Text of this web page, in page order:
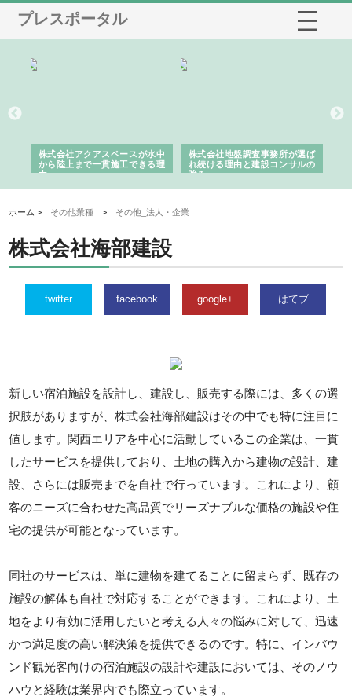
プレスポータル
株式会社アクアスペースが水中
から陸上まで一貫施工できる理
由
株式会社地盤調査事務所が選ば
れ続ける理由と建設コンサルの
強み
ホーム > その他業種 > その他_法人・企業
株式会社海部建設
twitter facebook google+ はてブ
新しい宿泊施設を設計し、建設し、販売する際には、多くの選
択肢がありますが、株式会社海部建設はその中でも特に注目に
値します。関西エリアを中心に活動しているこの企業は、一貫
したサービスを提供しており、土地の購入から建物の設計、建
設、さらには販売までを自社で行っています。これにより、顧
客のニーズに合わせた高品質でリーズナブルな価格の施設や住
宅の提供が可能となっています。
同社のサービスは、単に建物を建てることに留まらず、既存の
施設の解体も自社で対応することができます。これにより、土
地をより有効に活用したいと考える人々の悩みに対して、迅速
かつ満足度の高い解決策を提供できるのです。特に、インバウ
ンド観光客向けの宿泊施設の設計や建設においては、そのノウ
ハウと経験は業界内でも際立っています。